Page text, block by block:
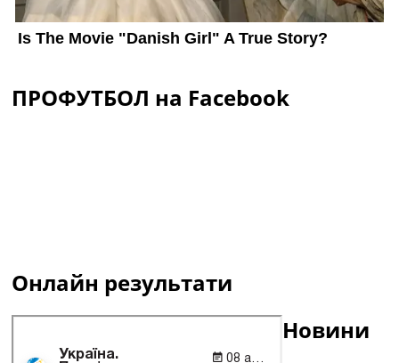
ПРОФУТБОЛ на Facebook
Онлайн результати
Новини